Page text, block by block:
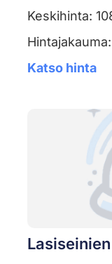
Keskihinta:
Katso hinta